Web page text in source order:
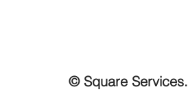
© Square Services.